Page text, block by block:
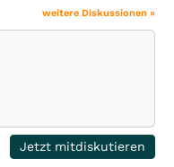
weitere Diskussionen »
Jetzt mitdiskutieren